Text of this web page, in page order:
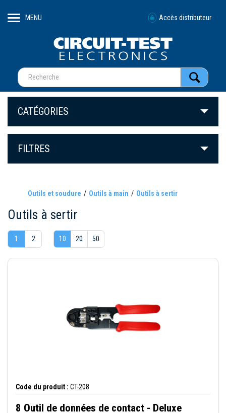
MENU Accès distributeur
CATÉGORIES
FILTRES
Outils et soudure Outils à main Outils à sertir
Outils à sertir
1 2 10 20 50
Code du produit : CT-208
8 Outil de données de contact - Deluxe